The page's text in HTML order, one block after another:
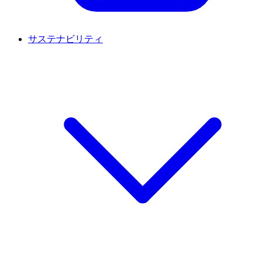
サステナビリティ